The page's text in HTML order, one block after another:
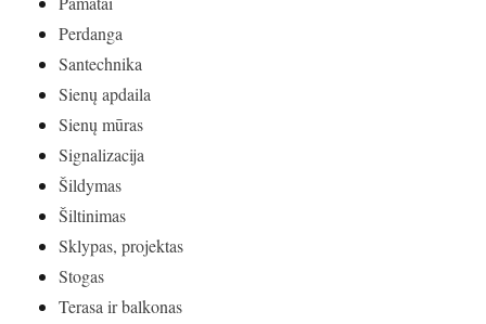
Perdanga
Santechnika
Sienų apdaila
Sienų mūras
Signalizacija
Šildymas
Šiltinimas
Sklypas, projektas
Stogas
Terasa ir balkonas